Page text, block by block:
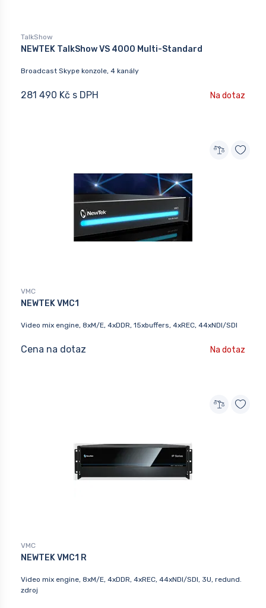
TalkShow
NEWTEK TalkShow VS 4000 Multi-Standard
Broadcast Skype konzole, 4 kanály
281 490 Kč s DPH Na dotaz
VMC
NEWTEK VMC1
Video mix engine, 8xM/E, 4xDDR, 15xbuffers, 4xREC, 44xNDI/SDI
Cena na dotaz Na dotaz
VMC
NEWTEK VMC1 R
Video mix engine, 8xM/E, 4xDDR, 4xREC, 44xNDI/SDI, 3U, redund.
zdroj